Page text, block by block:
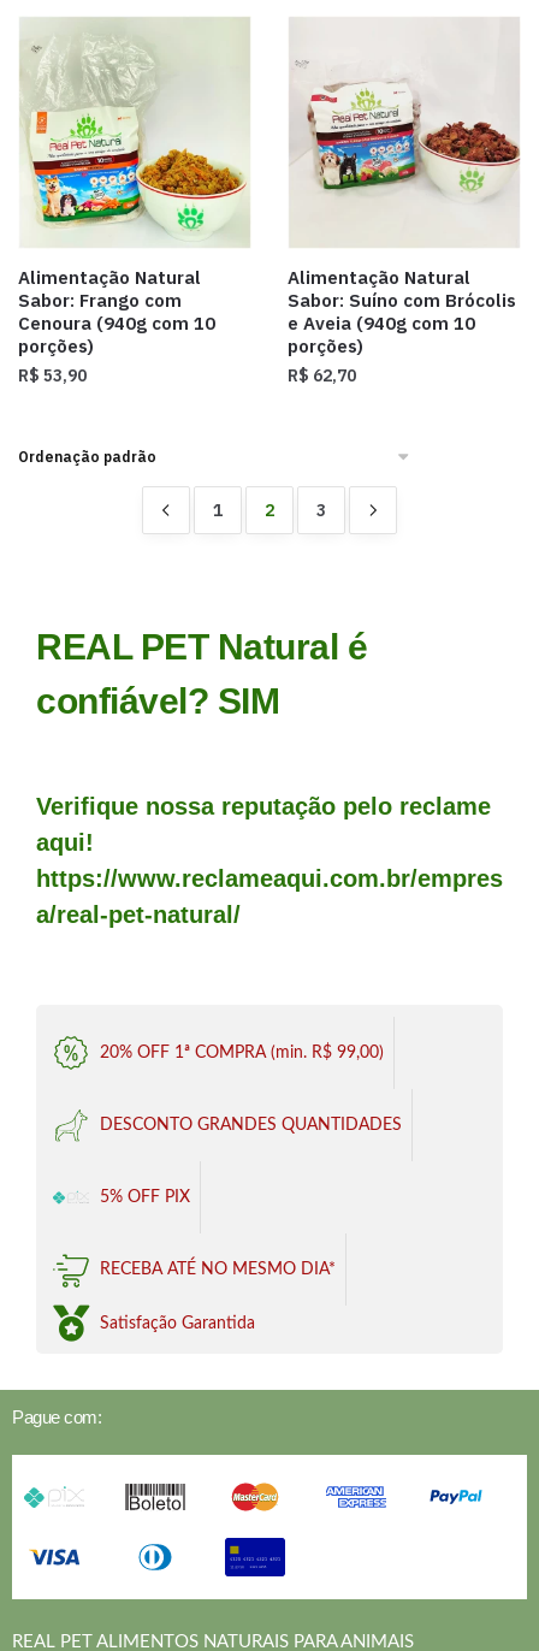
Alimentação Natural
Sabor: Frango com
Cenoura (940g com 10
porções)
R$ 53,90
Alimentação Natural
Sabor: Suíno com Brócolis
e Aveia (940g com 10
porções)
R$ 62,70
1 2 3
REAL PET Natural é
confiável? SIM
Verifique nossa reputação pelo reclame
aqui!
https://www.reclameaqui.com.br/empres
a/real-pet-natural/
20% OFF 1ª COMPRA (min. R$ 99,00)
DESCONTO GRANDES QUANTIDADES
5% OFF PIX
RECEBA ATÉ NO MESMO DIA*
Satisfação Garantida
Pague com:
REAL PET ALIMENTOS NATURAIS PARA ANIMAIS